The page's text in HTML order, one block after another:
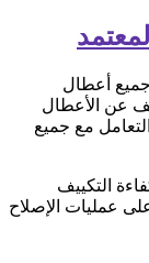
أعطال
عن الأعطال
مع جميع
التكييف
عمليات الإصلاح